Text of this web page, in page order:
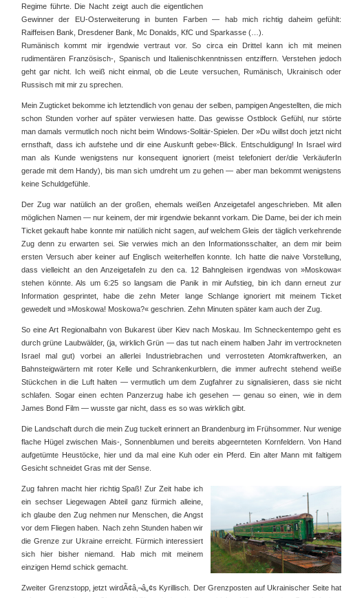
Regime führte. Die Nacht zeigt auch die eigentlichen
Gewinner der EU-Osterweiterung in bunten Farben — hab mich richtig daheim gefühlt:
Raiffeisen Bank, Dresdener Bank, Mc Donalds, KfC und Sparkasse (…).
Rumänisch kommt mir irgendwie vertraut vor. So circa ein Drittel kann ich mit meinen
rudimentären Französisch-, Spanisch und Italienischkenntnissen entziffern. Verstehen jedoch
geht gar nicht. Ich weiß nicht einmal, ob die Leute versuchen, Rumänisch, Ukrainisch oder
Russisch mit mir zu sprechen.
Mein Zugticket bekomme ich letztendlich von genau der selben, pampigen Angestellten, die mich
schon Stunden vorher auf später verwiesen hatte. Das gewisse Ostblock Gefühl, nur störte
man damals vermutlich noch nicht beim Windows-Solitär-Spielen. Der »Du willst doch jetzt nicht
ernsthaft, dass ich aufstehe und dir eine Auskunft gebe«-Blick. Entschuldigung! In Israel wird
man als Kunde wenigstens nur konsequent ignoriert (meist telefoniert der/die VerkäuferIn
gerade mit dem Handy), bis man sich umdreht um zu gehen — aber man bekommt wenigstens
keine Schuldgefühle.
Der Zug war natülich an der großen, ehemals weißen Anzeigetafel angeschrieben. Mit allen
möglichen Namen — nur keinem, der mir irgendwie bekannt vorkam. Die Dame, bei der ich mein
Ticket gekauft habe konnte mir natülich nicht sagen, auf welchem Gleis der täglich verkehrende
Zug denn zu erwarten sei. Sie verwies mich an den Informationsschalter, an dem mir beim
ersten Versuch aber keiner auf Englisch weiterhelfen konnte. Ich hatte die naive Vorstellung,
dass vielleicht an den Anzeigetafeln zu den ca. 12 Bahngleisen irgendwas von »Moskowa«
stehen könnte. Als um 6:25 so langsam die Panik in mir Aufstieg, bin ich dann erneut zur
Information gesprintet, habe die zehn Meter lange Schlange ignoriert mit meinem Ticket
gewedelt und »Moskowa! Moskowa?« geschrien. Zehn Minuten später kam auch der Zug.
So eine Art Regionalbahn von Bukarest über Kiev nach Moskau. Im Schneckentempo geht es
durch grüne Laubwälder, (ja, wirklich Grün — das tut nach einem halben Jahr im vertrockneten
Israel mal gut) vorbei an allerlei Industriebrachen und verrosteten Atomkraftwerken, an
Bahnsteigwärtern mit roter Kelle und Schrankenkurblern, die immer aufrecht stehend weiße
Stückchen in die Luft halten — vermutlich um dem Zugfahrer zu signalisieren, dass sie nicht
schlafen. Sogar einen echten Panzerzug habe ich gesehen — genau so einen, wie in dem
James Bond Film — wusste gar nicht, dass es so was wirklich gibt.
Die Landschaft durch die mein Zug tuckelt erinnert an Brandenburg im Frühsommer. Nur wenige
flache Hügel zwischen Mais-, Sonnenblumen und bereits abgeernteten Kornfeldern. Von Hand
aufgetümte Heustöcke, hier und da mal eine Kuh oder ein Pferd. Ein alter Mann mit faltigem
Gesicht schneidet Gras mit der Sense.
Zug fahren macht hier richtig Spaß! Zur Zeit habe ich
ein sechser Liegewagen Abteil ganz fürmich alleine,
ich glaube den Zug nehmen nur Menschen, die Angst
vor dem Fliegen haben. Nach zehn Stunden haben wir
die Grenze zur Ukraine erreicht. Fürmich interessiert
sich hier bisher niemand. Hab mich mit meinem
einzigen Hemd schick gemacht.
Zweiter Grenzstopp, jetzt wirdÃ¢â‚¬â„¢s Kyrillisch. Der Grenzposten auf Ukrainischer Seite hat